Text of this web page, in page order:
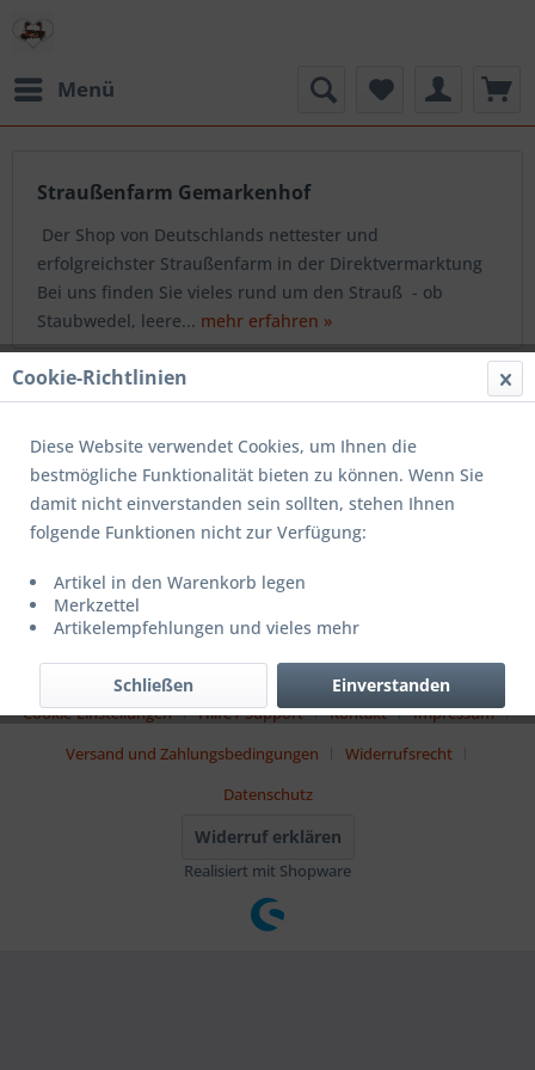
Menü
Straußenfarm Gemarkenhof
Der Shop von Deutschlands nettester und
erfolgreichster Straußenfarm in der Direktvermarktung
Bei uns finden Sie vieles rund um den Strauß - ob
Staubwedel, leere... mehr erfahren »
Shop Service
Informationen
Newsletter
* Alle Preise inkl. gesetzl. Mehrwertsteuer zzgl.Versandkosten
Nachnahmegebühren, wenn nicht anders beschrieben
Cookie-Einstellungen Hilfe / Support Kontakt
Impressum
Versand und Zahlungsbedingungen
Widerrufsrecht
Datenschutz
Widerruf erklären
Realisiert mit Shopware
Cookie-Richtlinien
Diese Website verwendet Cookies, um Ihnen die
bestmögliche Funktionalität bieten zu können. Wenn Sie
damit nicht einverstanden sein sollten, stehen Ihnen
folgende Funktionen nicht zur Verfügung:
Artikel in den Warenkorb legen
Merkzettel
Artikelempfehlungen und vieles mehr
Einverstanden
Schließen